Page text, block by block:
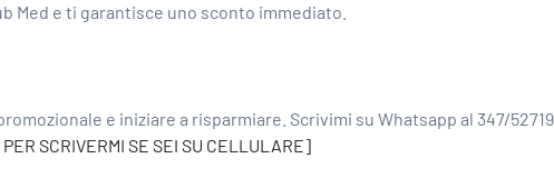
Med e ti garantisce uno sconto immediato.
e iniziare a risparmiare. Scrivimi su Whatsapp al 347/
PER SCRIVERMI SE SEI SU CELLULARE]